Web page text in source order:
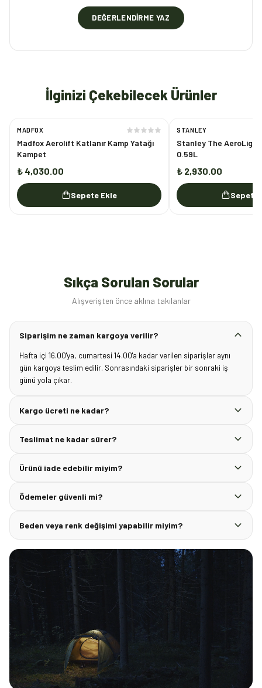
DEĞERLENDIRME YAZ
İlginizi Çekebilecek Ürünler
MADFOX
Madfox Aerolift Katlanır Kamp Yatağı
Kampet
₺ 4,030.00
Sepete Ekle
STANLEY
Stanley The
0.59L
₺ 2,930.00
Sepete
Sıkça Sorulan Sorular
Alışverişten önce aklına takılanlar
Siparişim ne zaman kargoya verilir?
Hafta içi 16.00'ya, cumartesi 14.00'a kadar verilen siparişler aynı
gün kargoya teslim edilir. Sonrasındaki siparişler bir sonraki iş
günü yola çıkar.
Kargo ücreti ne kadar?
Teslimat ne kadar sürer?
Ürünü iade edebilir miyim?
Ödemeler güvenli mi?
Beden veya renk değişimi yapabilir miyim?